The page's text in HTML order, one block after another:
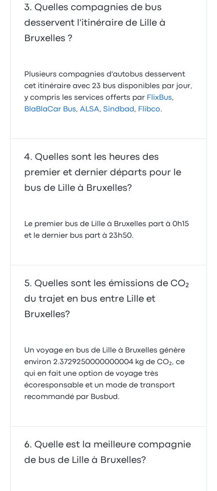
Quelles compagnies de bus
desservent l'itinéraire de Lille à
Bruxelles ?
Plusieurs compagnies d'autobus desservent
cet itinéraire avec 23 bus disponibles par jour,
y compris les services offerts par FlixBus,
BlaBlaCar Bus,ALSA,Sindbad , Flibco.
Quelles sont les heures des
premier et dernier départs pour le
bus de Lille à Bruxelles?
Le premier bus de Lille à Bruxelles part à 0h15
et le dernier bus part à 23h50.
Quelles sont les émissions de CO₂
du trajet en bus entre Lille et
Bruxelles?
Un voyage en bus de Lille à Bruxelles génère
environ 2.3729250000000004 kg de CO₂, ce
qui en fait une option de voyage très
écoresponsable et un mode de transport
recommandé par Busbud.
Quelle est la meilleure compagnie
de bus de Lille à Bruxelles?